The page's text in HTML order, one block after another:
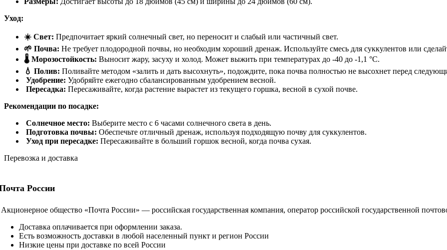
Уход:
☀️ Свет: Предпочитает яркий солнечный свет, но переносит и слабый или частичный свет.
🌱 Почва: Не требует плодородной почвы, но необходим хороший дренаж. Используйте смесь для суккулентов или
🌡️ Морозостойкость: Выносит жару, засуху и холод. Может выжить при температурах до -40 до -1,1 °C.
💧 Полив: Поливайте методом «залить и дать высохнуть», подождите, пока почва полностью не высохнет перед
Удобрение: Удобряйте ежегодно сбалансированным удобрением весной.
Пересадка: Пересаживайте, когда растение вырастет из текущего горшка, весной в сухой почве.
Рекомендации по посадке:
Солнечное место: Выберите место с 6 часами солнечного света в день.
Подготовка почвы: Обеспечьте отличный дренаж, используя подходящую почву для суккулентов.
Уход при пересадке: Пересаживайте в больший горшок весной, когда почва сухая.
Перевозка и доставка
России
общество «Почта России» — российская государственная компания, оператор российской государственной
Доставка оплачивается при оформлении заказа.
Есть возможность доставки в любой населенный пункт и регион России
Низкие цены при доставке по всей России